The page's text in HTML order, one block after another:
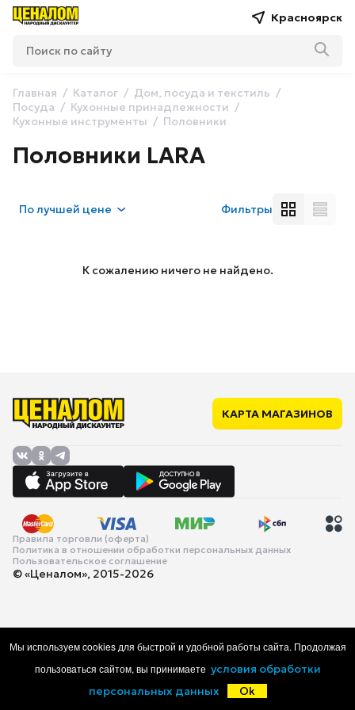
Красноярск
Главная Каталог
Дом, посуда и текстиль
Посуда
Кухонные принадлежности
Кухонные инструменты
Половники
Половники LARA
Получшей цене Фильтры
К сожалению ничего не найдено.
КАРТА МАГАЗИНОВ
Правила торговли (оферта)
Политика в отношении обработки персональных данных
Пользовательское соглашение
© «Ценалом», 2015-2026
Каталог Корзина Избранное
Мы используем cookies для быстрой и удобной работы сайта. Продолжая
пользоваться сайтом, вы принимаете условия обработки
персональных данных
Ok